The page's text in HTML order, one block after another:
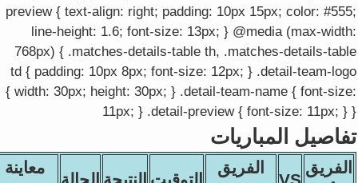
preview { text-align: right; padding: 10px 15px; color: #555;
line-height: 1.6; font-size: 13px; } @media (max-width:
768px) { .matches-details-table th, .matches-details-table
td { padding: 10px 8px; font-size: 12px; } .detail-team-logo
{ width: 30px; height: 30px; } .detail-team-name { font-size:
11px; } .detail-preview { font-size: 11px; } }
تفاصيل المباريات
الفريق الفريق معاينة